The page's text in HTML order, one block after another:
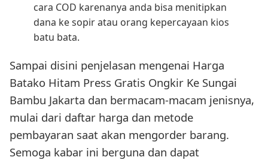
cara COD karenanya anda bisa menitipkan
dana ke sopir atau orang kepercayaan kios
batu bata.
Sampai disini penjelasan mengenai Harga
Batako Hitam Press Gratis Ongkir Ke Sungai
Bambu Jakarta dan bermacam-macam jenisnya,
mulai dari daftar harga dan metode
pembayaran saat akan mengorder barang.
Semoga kabar ini berguna dan dapat